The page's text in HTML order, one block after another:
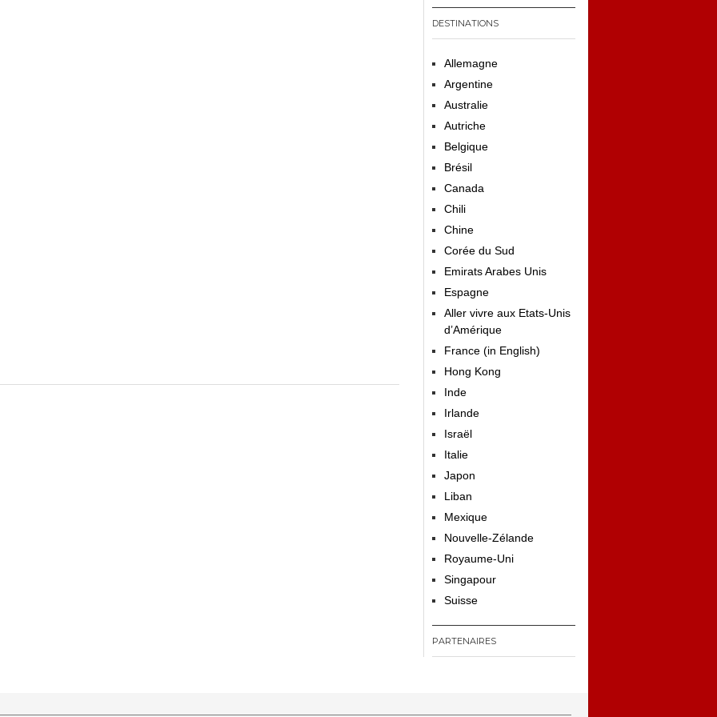
DESTINATIONS
Allemagne
Argentine
Australie
Autriche
Belgique
Brésil
Canada
Chili
Chine
Corée du Sud
Emirats Arabes Unis
Espagne
Aller vivre aux Etats-Unis
d’Amérique
France (in English)
Hong Kong
Inde
Irlande
Israël
Italie
Japon
Liban
Mexique
Nouvelle-Zélande
Royaume-Uni
Singapour
Suisse
PARTENAIRES